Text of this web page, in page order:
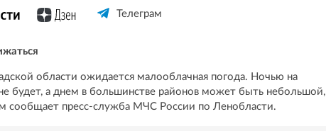
Телеграм
области ожидается малооблачная погода. Ночью на
будет, а днем в большинстве районов может быть небольшой,
сообщает пресс-служба МЧС России по Ленобласти.